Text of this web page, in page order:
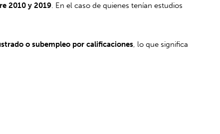
2010 y 2019. En el caso de quienes tenían estudios
o subempleo por calificaciones, lo que significa